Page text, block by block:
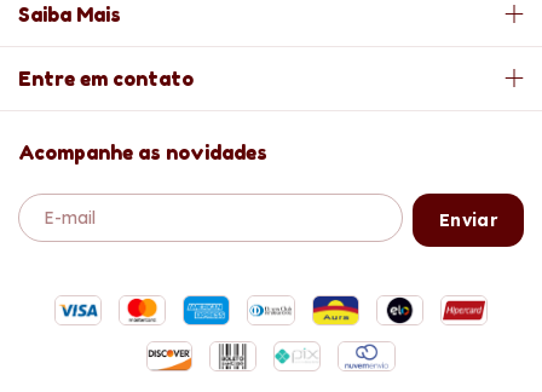
Saiba Mais
Entre em contato
Acompanhe as novidades